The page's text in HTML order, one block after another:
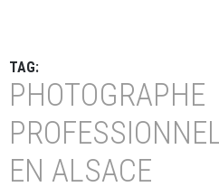
TAG:
PHOTOGRAPHE
EN ALSACE